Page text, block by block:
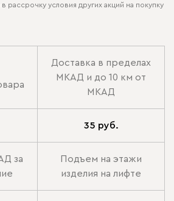
рассрочку условия других акций на покупку
Доставка в пределах
МКАД и до 10 км от
МКАД
35 руб.
за
Подъем на этажи
изделия на лифте